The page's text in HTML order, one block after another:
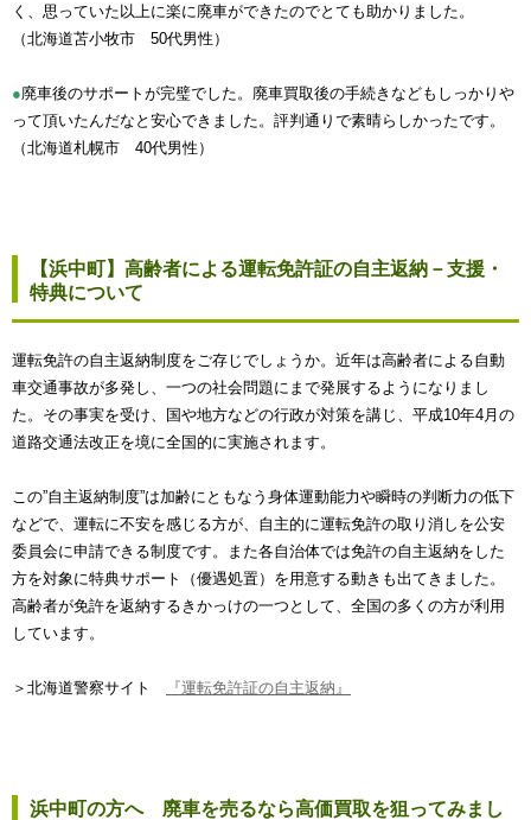
く、思っていた以上に楽に廃車ができたのでとても助かりました。
（北海道苫小牧市 50代男性）
●廃車後のサポートが完璧でした。廃車買取後の手続きなどもしっかりや
って頂いたんだなと安心できました。評判通りで素晴らしかったです。
（北海道札幌市 40代男性）
【浜中町】高齢者による運転免許証の自主返納－支援・
特典について
運転免許の自主返納制度をご存じでしょうか。近年は高齢者による自動
車交通事故が多発し、一つの社会問題にまで発展するようになりまし
た。その事実を受け、国や地方などの行政が対策を講じ、平成10年4月の
道路交通法改正を境に全国的に実施されます。
この”自主返納制度”は加齢にともなう身体運動能力や瞬時の判断力の低下
などで、運転に不安を感じる方が、自主的に運転免許の取り消しを公安
委員会に申請できる制度です。また各自治体では免許の自主返納をした
方を対象に特典サポート（優遇処置）を用意する動きも出てきました。
高齢者が免許を返納するきかっけの一つとして、全国の多くの方が利用
しています。
＞北海道警察サイト 『運転免許証の自主返納』
浜中町の方へ 廃車を売るなら高価買取を狙ってみまし